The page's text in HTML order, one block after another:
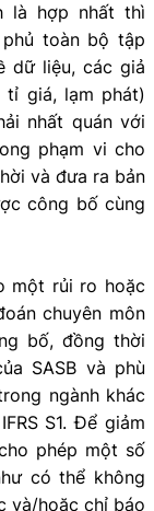
là hợp nhất thì
toàn bộ tập
dữ liệu, các giả
giá, lạm phát)
nhất quán với
phạm vi cho
và đưa ra bản
công bố cùng
một rủi ro hoặc
chuyên môn
bố, đồng thời
SASB và phù
ngành khác
S1. Để giảm
phép một số
có thể không
và/hoặc chỉ báo